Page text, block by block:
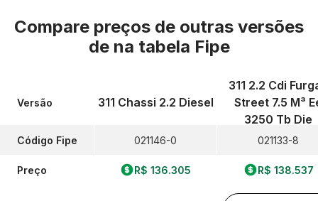
Compare preços de outras versões
de na tabela Fipe
Versão
Código Fipe
Preço
311 Chassi 2.2 Diesel
021146-0
R$ 136.305
311 2.2 Cdi
Street 7.5 M³
3250 Tb Die
021133-8
R$ 138.537